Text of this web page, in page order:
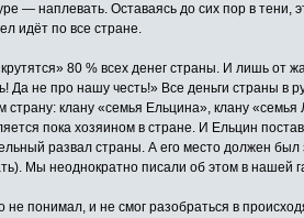
— наплевать. Оставаясь до сих пор в тени,
идёт по все стране.
80 % всех денег страны. И лишь от
Да не про нашу честь!» Все деньги страны в
страну: клану «семья Ельцина», клану
пока хозяином в стране. И Ельцин
развал страны. А его место должен
Мы неоднократно писали об этом в нашей
не понимал, и не смог разобраться в